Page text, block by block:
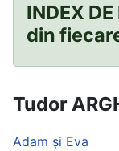
INDEX
din
Tudor
Adam și Eva